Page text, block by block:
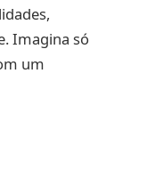
Imagina só
um